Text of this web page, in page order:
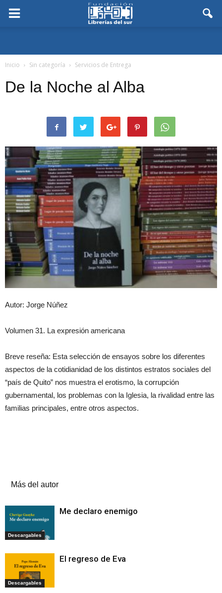
Inicio Sin categoría Servicios de Entrega
De la Noche al Alba
Autor: Jorge Núñez
Volumen 31. La expresión americana
Breve reseña: Esta selección de ensayos sobre los diferentes
aspectos de la cotidianidad de los distintos estratos sociales del
“país de Quito” nos muestra el erotismo, la corrupción
gubernamental, los problemas con la Iglesia, la rivalidad entre las
familias principales, entre otros aspectos.
Más del autor
Descargables
Me declaro enemigo
Descargables
El regreso de Eva